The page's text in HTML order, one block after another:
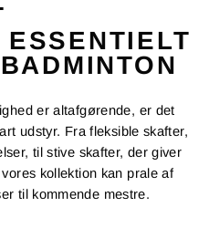
er altafgørende, er det
udstyr. Fra fleksible skafter,
til stive skafter, der giver
kollektion kan prale af
til kommende mestre.